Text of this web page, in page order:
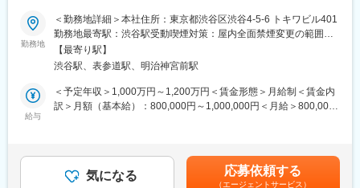
のプロセスを可視化しました。
事業を通じて解決を目指す社会課題や、その源泉となる人的資本
と知的資本への取り組みを通じ、当社の持続的な成長ストーリー
を総合的にお伝えすることを目指しております。
私たちがサービスを展開することで「女性が輝くと世界が輝き、
未来を変える」そのような信念のもとに、当社グループは、ステ
ークホルダーの皆様との対話を通じて、共に持続可能な社会の実
いただきます！その基盤となるのは「人を大切にする姿勢」であ
り、現場スタッフ一人ひとりがやりがいを持ち、私たちが掲げる
行動指針に沿って専門性を発揮し向上できる環境を整えることに
よって、結果的にケアの品質を高め、持続可能な事業運営を推進
することをミッションとしております。
●6施設の運営統括、経営計画に基づく数値管理
・数値管理を単なるコスト管理ではなく「良いケアを持続するた
めの基盤」として捉えて収支や稼働状況を分析し、改善点を抽出
勤務地
＜勤務地詳細＞本社住所：東京都渋谷区渋谷4-5-6 トキワビル401
勤務地最寄駅：渋谷駅受動喫煙対策：屋内全面禁煙変更の範囲：
会社の定める事業所
【最寄り駅】
渋谷駅、表参道駅、明治神宮前駅
給与
＜予定年収＞1,000万円～1,200万円＜賃金形態＞月給制＜賃金内
訳＞月額（基本給）：800,000円～1,000,000円＜月給＞800,000
気になる 応募依頼する
（エージェントサービス）